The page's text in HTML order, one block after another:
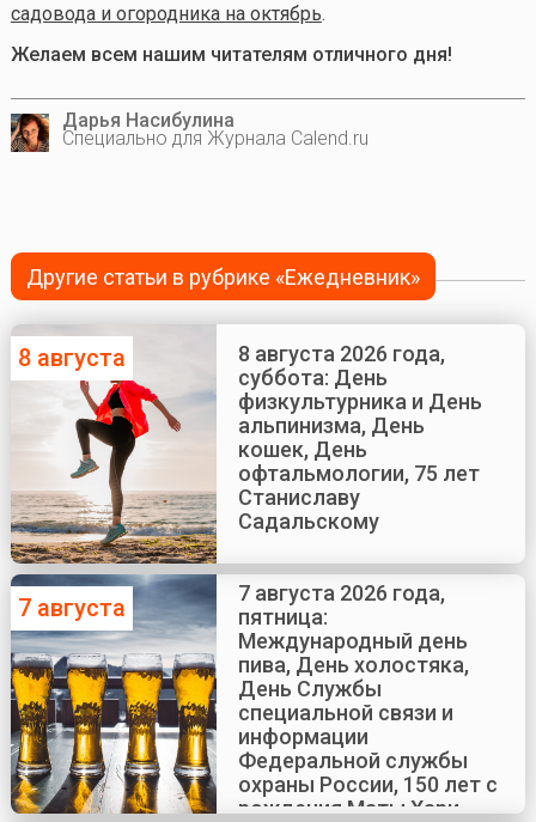
садовода и огородника на октябрь.
Желаем всем нашим читателям отличного дня!
Дарья Насибулина
Специально для Журнала Calend.ru
Другие статьи в рубрике «Ежедневник»
8 августа
8 августа 2026 года,
суббота: День
физкультурника и День
альпинизма, День
кошек, День
офтальмологии, 75 лет
Станиславу
Садальскому
7 августа
7 августа 2026 года,
пятница:
Международный день
пива, День холостяка,
День Службы
специальной связи и
информации
Федеральной службы
охраны России, 150 лет с
рождения Маты Хари